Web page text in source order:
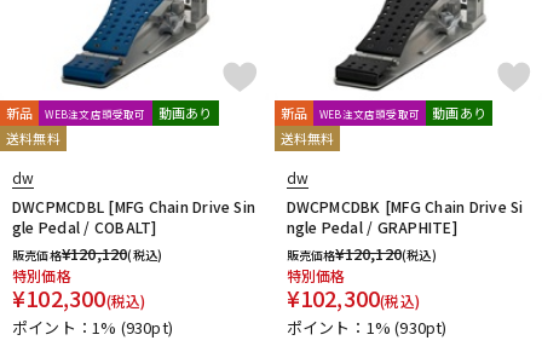
新品 WEB注文店頭受取可
動画あり
送料無料
dw
DWCPMCDBL [MFG Chain Drive Sin
gle Pedal / COBALT]
販売価格¥120,120(税込)
特別価格
¥102,300(税込)
ポイント：1% (930pt)
新品 WEB注文店頭受取可
動画あり
送料無料
dw
DWCPMCDBK [MFG Chain Drive Si
ngle Pedal / GRAPHITE]
販売価格¥120,120(税込)
特別価格
¥102,300(税込)
ポイント：1%(930pt)